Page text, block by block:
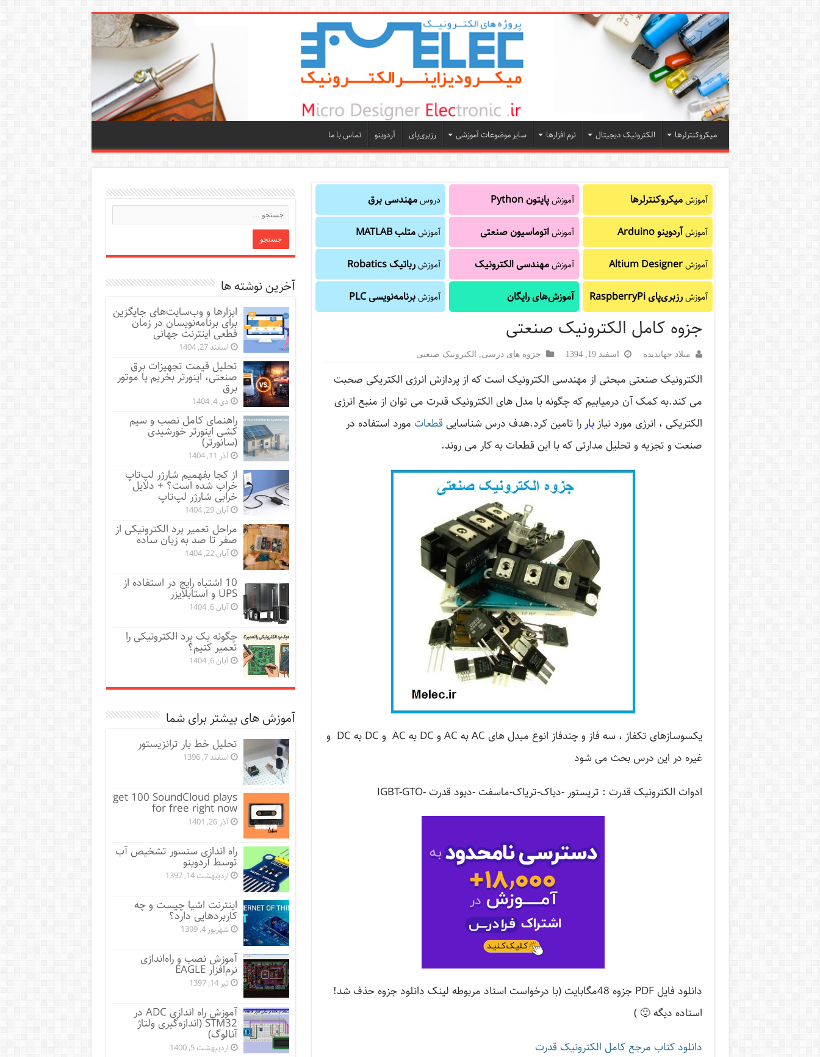
میکروکنترلرها الکترونیک دیجیتال نرم افزارها سایر موضوعات آموزشی رزبری‌پای آردوینو تماس با ما
آموزشمیکروکنترلرها
آموزشآردوینو Arduino
آموزشAltium Designer
آموزشرزبری‌پای RaspberryPi
آموزشپایتون Python
آموزشاتوماسیون صنعتی
آموزشمهندسی الکترونیک
آموزش‌های رایگان
دروسمهندسی برق
آموزشمتلب MATLAB
آموزشرباتیک Robatics
آموزشبرنامه‌نویسی PLC
جزوه کامل الکترونیک صنعتی
میلاد جهاندیده اسفند 19, 1394 جزوه های درسی الکترونیک صنعتی
الکترونیک صنعتی مبحثی از مهندسی الکترونیک است که از پردازش انرژی الکتریکی صحبت
می کند.به کمک آن درمیابیم که چگونه با مدل های الکترونیک قدرت می توان از منبع انرژی
الکتریکی ، انرژی مورد نیازبار را تامین کرد.هدف درس شناسایی قطعات مورد استفاده در
صنعت و تجزیه و تحلیل مدارتی که با این قطعات به کار می روند.
یکسوسازهای تکفاز ، سه فاز و چندفاز انوع مبدل های AC به AC و DC به AC و DC به DC و
غیره در این درس بحث می شود
ادوات الکترونیک قدرت : تریستور -دیاک-تریاک-ماسفت -دیود قدرت -IGBT-GTO
دانلود فایل PDF جزوه 48مگابایت (با درخواست استاد مربوطه لینک دانلود جزوه حذف شد!
استاده دیگه 🙂 )
دانلود کتاب مرجع کامل الکترونیک قدرت
آخرین نوشته ها
ابزارها و وب‌سایت‌های جایگزین
برای برنامه‌نویسان در زمان
قطعی اینترنت جهانی
اسفند 27, 1404
تحلیل قیمت تجهیزات برق
صنعتی، اینورتر بخریم یا موتور
برق
دی 4, 1404
راهنمای کامل نصب و سیم
کشی اینورتر خورشیدی
(سانورتر)
آذر 11, 1404
از کجا بفهمیم شارژر لپ‌تاپ
خراب شده است؟ + دلایل
خرابی شارژر لپ‌تاپ
آبان 29, 1404
مراحل تعمیر برد الکترونیکی از
صفر تا صد به زبان ساده
آبان 22, 1404
10 اشتباه رایج در استفاده از
UPS و استابلایزر
آبان 6, 1404
چگونه یک برد الکترونیکی را
تعمیر کنیم؟
آبان 6, 1404
آموزش های بیشتر برای شما
تحلیل خط بار ترانزیستور
اسفند 7, 1396
get 100 SoundCloud plays
for free right now
آذر 26, 1401
راه اندازی سنسور تشخیص آب
توسط آردوینو
اردیبهشت 14, 1397
اینترنت اشیا چیست و چه
کاربردهایی دارد؟
شهریور 4, 1399
آموزش نصب و راه‌اندازی
نرم‌افزار EAGLE
تیر 14, 1397
آموزش راه اندازی ADC در
STM32 (اندازه‌گیری ولتاژ
آنالوگ)
اردیبهشت 5, 1400